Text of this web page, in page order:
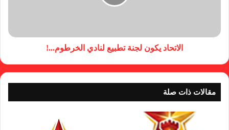
الاتحاد يكون لجنة تطبيع لنادي الخرطوم...!
مقالات ذات صلة